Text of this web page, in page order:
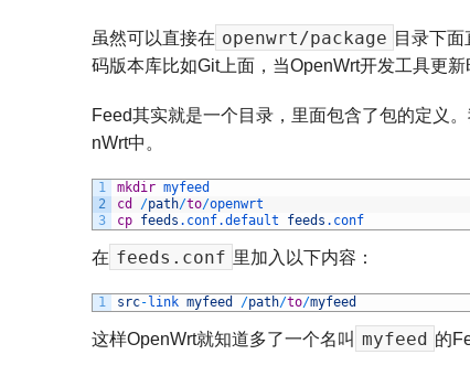
虽然可以直接在 openwrt/package 目录下
码版本库比如Git上面，当OpenWrt开发工具更
Feed其实就是一个目录，里面包含了包的定义
nWrt中。
1
2
3
mkdir myfeed
cd
/path/to/openwrt
cp feeds .conf.default feeds .conf
在 feeds.conf 里加入以下内容：
1 src-link myfeed /path/to/myfeed
这样OpenWrt就知道多了一个名叫 myfeed 的